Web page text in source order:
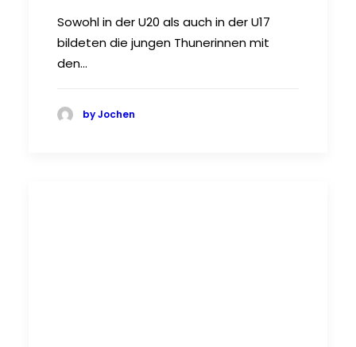
Sowohl in der U20 als auch in der U17
bildeten die jungen Thunerinnen mit
den…
by Jochen